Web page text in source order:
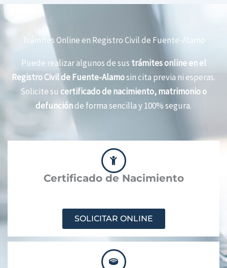
Trámites Online en Registro Civil de Fuente-Alamo
Puede realizar algunos de sus trámites online en el
Registro Civil de Fuente-Alamosin cita previa ni esperas.
Solicite su certificado de nacimiento, matrimonio o
defunciónde forma sencilla y 100% segura.
Certificado de Nacimiento
SOLICITAR ONLINE